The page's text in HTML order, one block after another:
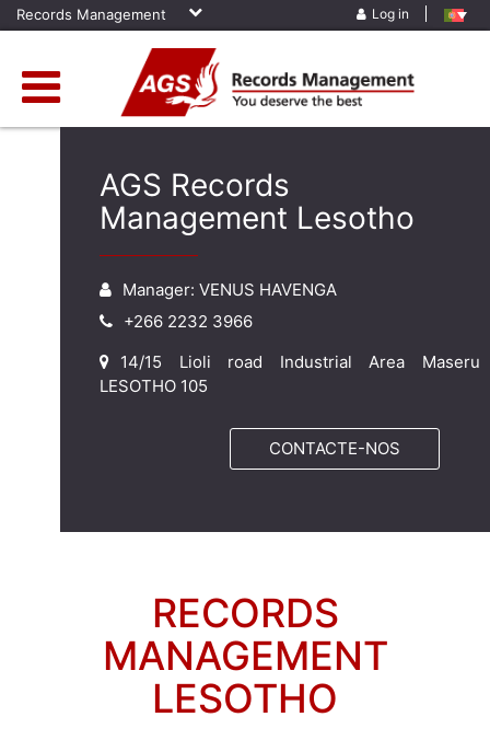
Records Management Log in
AGS Records
Management Lesotho
Manager: VENUS HAVENGA
+266 2232 3966
14/15 Lioli road Industrial Area Maseru
LESOTHO 105
CONTACTE-NOS
RECORDS
MANAGEMENT
LESOTHO